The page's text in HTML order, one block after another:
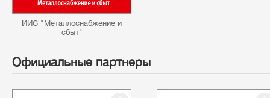
ИИС "Металлоснабжение и
сбыт"
Официальные партнеры